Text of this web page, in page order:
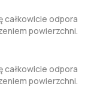
całkowicie odpora
powierzchni.
całkowicie odpora
powierzchni.